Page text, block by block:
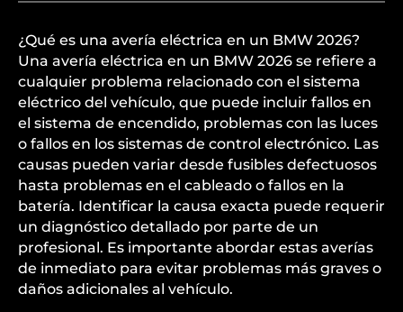
¿Qué es una avería eléctrica en un BMW 2026?
Una avería eléctrica en un BMW 2026 se refiere a
cualquier problema relacionado con el sistema
eléctrico del vehículo, que puede incluir fallos en
el sistema de encendido, problemas con las luces
o fallos en los sistemas de control electrónico. Las
causas pueden variar desde fusibles defectuosos
hasta problemas en el cableado o fallos en la
batería. Identificar la causa exacta puede requerir
un diagnóstico detallado por parte de un
profesional. Es importante abordar estas averías
de inmediato para evitar problemas más graves o
daños adicionales al vehículo.